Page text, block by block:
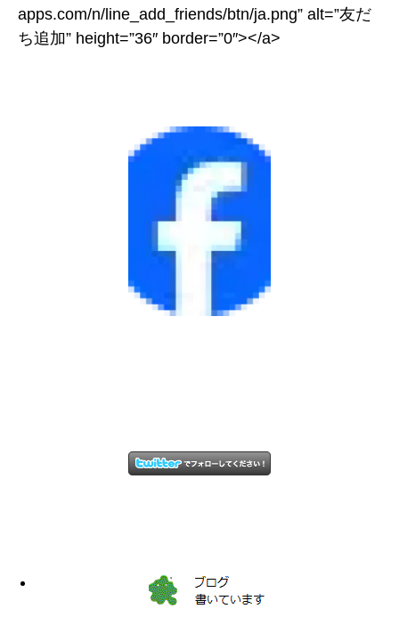
apps.com/n/line_add_friends/btn/ja.png” alt=”友だ
ち追加” height=”36″ border=”0″></a>